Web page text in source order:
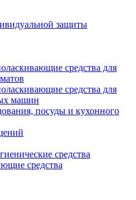
защиты
средства для
средства для
машин
посуды и кухонного
средства
средства